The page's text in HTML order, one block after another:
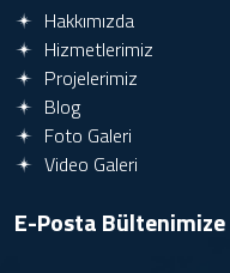
Hakkımızda
Hizmetlerimiz
Projelerimiz
Blog
Foto Galeri
Video Galeri
E-Posta Bültenimize